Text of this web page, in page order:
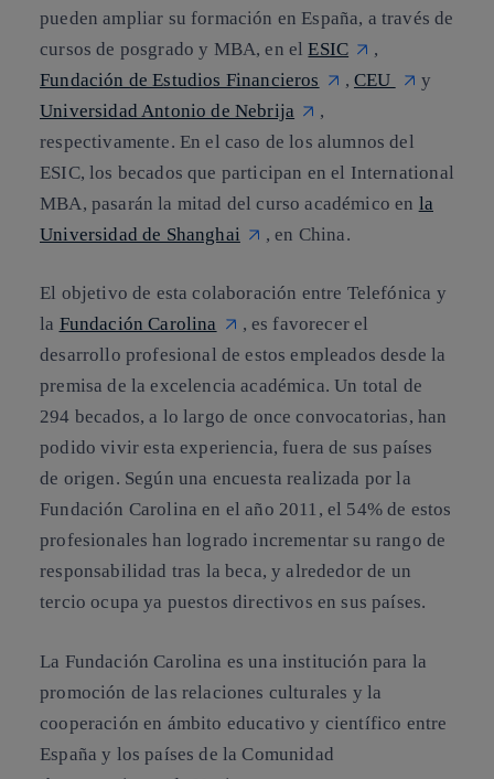
pueden ampliar su formación en España, a través de
cursos de posgrado y MBA, en elESIC
,
Fundación de Estudios Financieros
, CEU
y
Universidad Antonio de Nebrija
,
respectivamente. En el caso de los alumnos del
ESIC, los becados que participan en el International
MBA, pasarán la mitad del curso académico en la
Universidad de Shanghai
, en China.
El objetivo de esta colaboración entre Telefónica y
la Fundación Carolina
, es favorecer el
desarrollo profesional de estos empleados desde la
premisa de la excelencia académica. Un total de
294 becados, a lo largo de once convocatorias, han
podido vivir esta experiencia, fuera de sus países
de origen. Según una encuesta realizada por la
Fundación Carolina en el año 2011, el 54% de estos
profesionales han logrado incrementar su rango de
responsabilidad tras la beca, y alrededor de un
tercio ocupa ya puestos directivos en sus países.
La Fundación Carolina es una institución para la
promoción de las relaciones culturales y la
cooperación en ámbito educativo y científico entre
España y los países de la Comunidad